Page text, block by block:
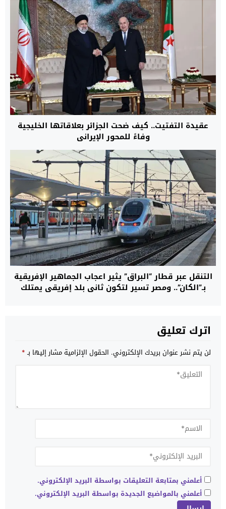
عقيدة التفتيت.. كيف ضحت الجزائر بعلاقاتها الخليجية
وفاءً للمحور الإيراني
التنقل عبر قطار “البراق” يثير اعجاب الجماهير الإفريقية
بـ”الكان”.. ومصر تسير لتكون ثاني بلد إفريقي يمتلك
اترك تعليق
لن يتم نشر عنوان بريدك الإلكتروني. الحقول الإلزامية مشار إليها بـ*
أعلمني بمتابعة التعليقات بواسطة البريد الإلكتروني.
أعلمني بالمواضيع الجديدة بواسطة البريد الإلكتروني.